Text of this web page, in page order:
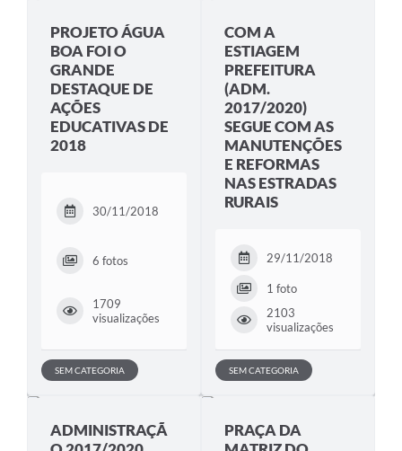
PROJETO ÁGUA
BOA FOI O
GRANDE
DESTAQUE DE
AÇÕES
EDUCATIVAS DE
2018
30/11/2018
6 fotos
1709
visualizações
SEM CATEGORIA
COM A
ESTIAGEM
PREFEITURA
(ADM.
2017/2020)
SEGUE COM AS
MANUTENÇÕES
E REFORMAS
NAS ESTRADAS
RURAIS
29/11/2018
1 foto
2103
visualizações
SEM CATEGORIA
ADMINISTRAÇÃ
PRAÇA DA